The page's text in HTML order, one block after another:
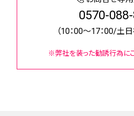
0570-
（10：00～17：00/土
※弊社を装った勧誘行為にご